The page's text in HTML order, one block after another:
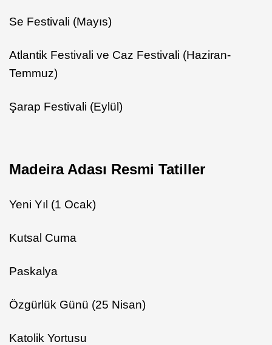
Se Festivali (Mayıs)
Atlantik Festivali ve Caz Festivali (Haziran-
Temmuz)
Şarap Festivali (Eylül)
Madeira Adası Resmi Tatiller
Yeni Yıl (1 Ocak)
Kutsal Cuma
Paskalya
Özgürlük Günü (25 Nisan)
Katolik Yortusu